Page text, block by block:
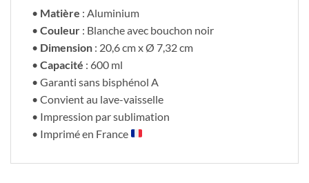
• Matière : Aluminium
• Couleur : Blanche avec bouchon noir
• Dimension : 20,6 cm x Ø 7,32 cm
• Capacité : 600 ml
• Garanti sans bisphénol A
• Convient au lave-vaisselle
• Impression par sublimation
• Imprimé en France